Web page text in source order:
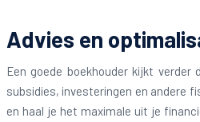
Advies en
Een goede boekhouder kijkt
subsidies, investeringen en andere
en haal je het maximale uit je